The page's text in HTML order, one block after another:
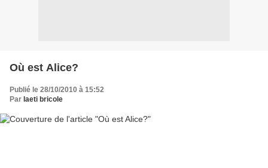
Où est Alice?
Publié le 28/10/2010 à 15:52
Par laeti bricole